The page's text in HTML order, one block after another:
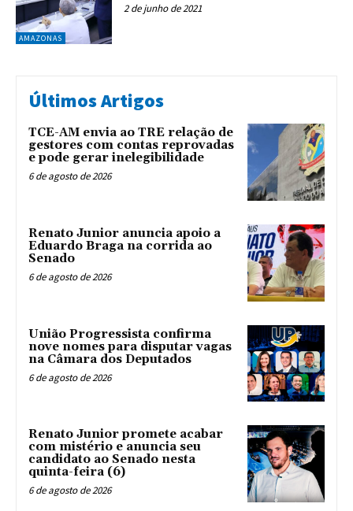
AMAZONAS
2 de junho de 2021
Últimos Artigos
TCE-AM envia ao TRE relação de
gestores com contas reprovadas
e pode gerar inelegibilidade
6 de agosto de 2026
Renato Junior anuncia apoio a
Eduardo Braga na corrida ao
Senado
6 de agosto de 2026
União Progressista confirma
nove nomes para disputar vagas
na Câmara dos Deputados
6 de agosto de 2026
Renato Junior promete acabar
com mistério e anuncia seu
candidato ao Senado nesta
quinta-feira (6)
6 de agosto de 2026